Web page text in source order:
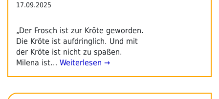
17.09.2025
„Der Frosch ist zur Kröte geworden.
Die Kröte ist aufdringlich. Und mit
der Kröte ist nicht zu spaßen.
Milena ist… Weiterlesen →